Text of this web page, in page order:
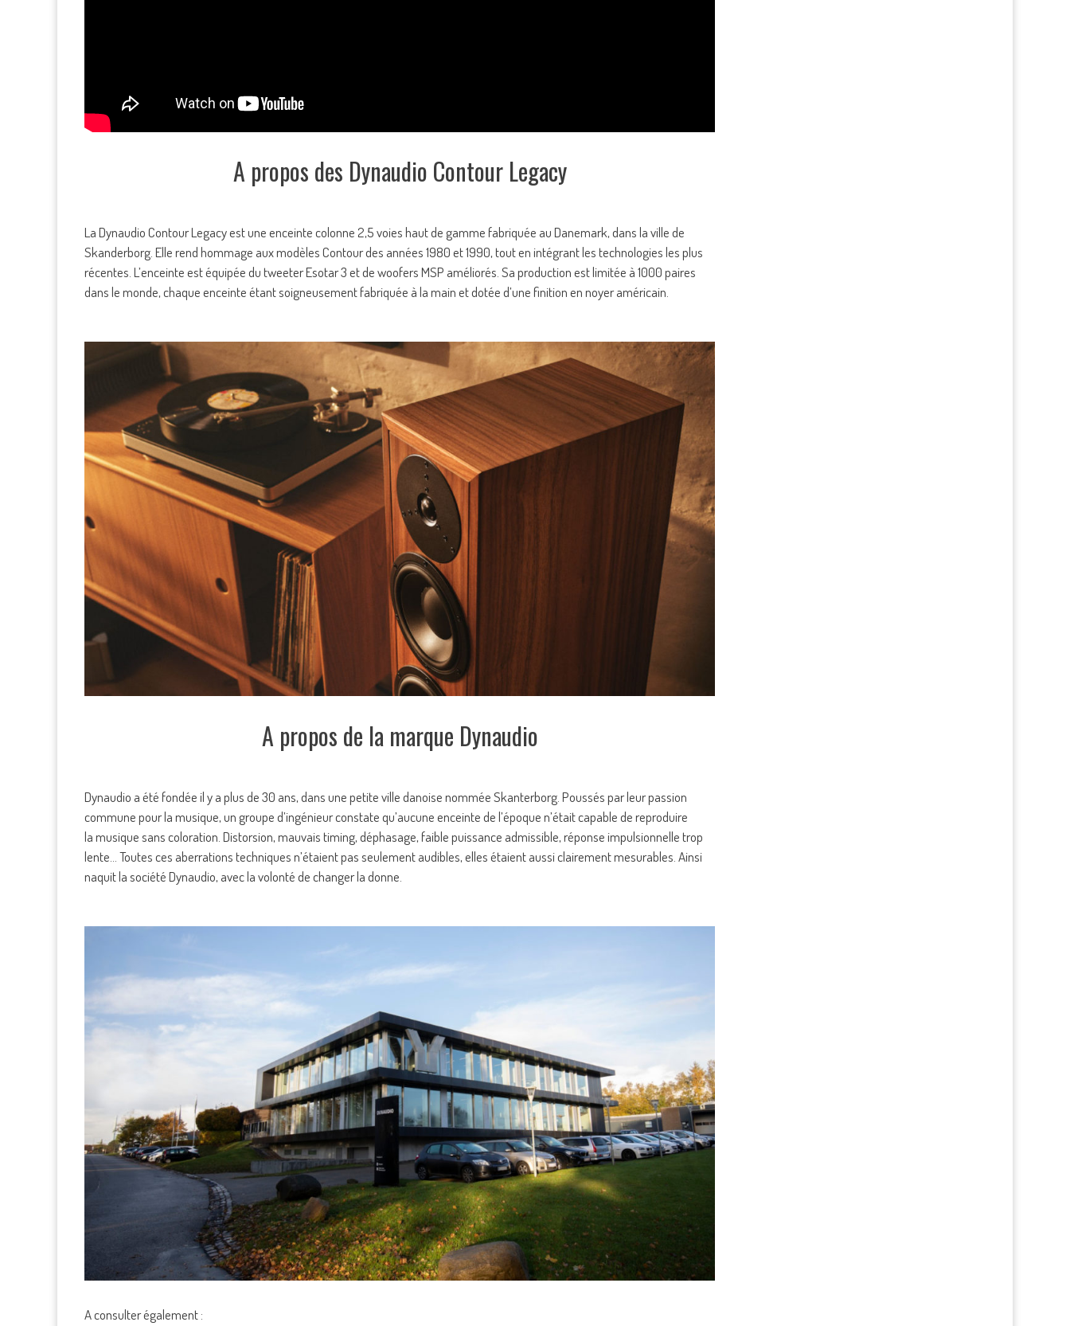
A propos des Dynaudio Contour Legacy
La Dynaudio Contour Legacy est une enceinte colonne 2,5 voies haut de gamme fabriquée au Danemark, dans la ville de
Skanderborg. Elle rend hommage aux modèles Contour des années 1980 et 1990, tout en intégrant les technologies les plus
récentes. L’enceinte est équipée du tweeter Esotar 3 et de woofers MSP améliorés. Sa production est limitée à 1000 paires
dans le monde, chaque enceinte étant soigneusement fabriquée à la main et dotée d’une finition en noyer américain.
A propos de la marque Dynaudio
Dynaudio a été fondée il y a plus de 30 ans, dans une petite ville danoise nommée Skanterborg. Poussés par leur passion
commune pour la musique, un groupe d’ingénieur constate qu’aucune enceinte de l’époque n’était capable de reproduire
la musique sans coloration. Distorsion, mauvais timing, déphasage, faible puissance admissible, réponse impulsionnelle trop
lente… Toutes ces aberrations techniques n’étaient pas seulement audibles, elles étaient aussi clairement mesurables. Ainsi
naquit la société Dynaudio, avec la volonté de changer la donne.
A consulter également :